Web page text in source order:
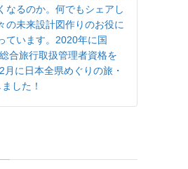
なるのか。何でもシェアし
の未来設計図作りのお役に
ています。2020年に国
合旅行取扱管理者資格を
に日本全県めぐりの旅・
した！